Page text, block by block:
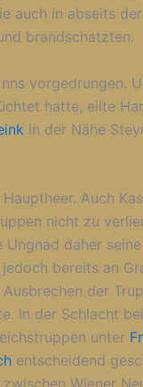
auch in abseits
brandschatzten.
vorgedrungen.
hatte, eilte
in der Nähe
Auch
nicht zu
daher
bereits an
der
In der Schlacht bei
unter
entscheidend